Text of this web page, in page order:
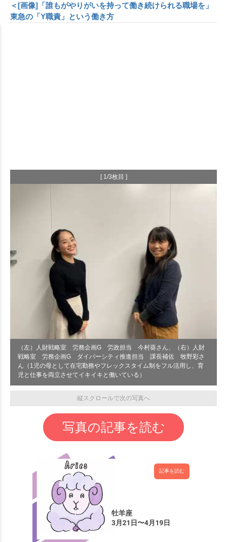
＜[画像]「誰もがやりがいを持って働き続けられる職場を」
東急の「Y職責」という働き方
[ 1/3枚目 ]
（左）人財戦略室 労務企画G 労政担当 今村葵さん、（右）人財
戦略室 労務企画G ダイバーシティ推進担当 課長補佐 牧野彩さ
ん（1児の母として在宅勤務やフレックスタイム制をフル活用し、育
児と仕事を両立させてイキイキと働いている）
縦スクロールで次の写真へ
写真の記事を読む
記事を読む